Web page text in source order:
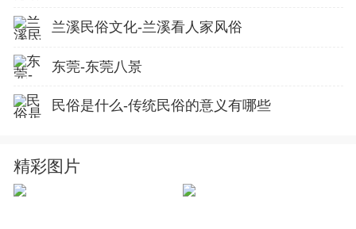
兰溪民俗文化-兰溪看人家风俗
东莞-东莞八景
民俗是什么-传统民俗的意义有哪些
精彩图片